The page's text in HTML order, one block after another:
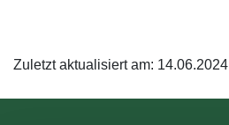
Zuletzt aktualisiert am: 14.06.2024